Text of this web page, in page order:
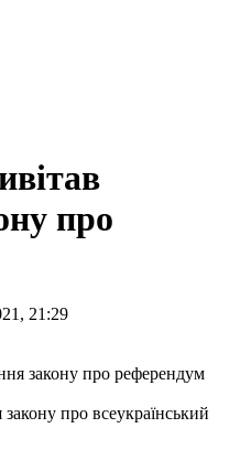
про
21:29
про всеукраїнський